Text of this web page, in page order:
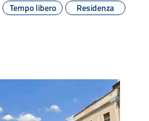
Tempo libero Residenza